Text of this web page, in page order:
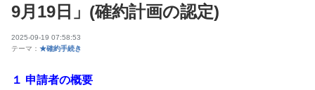
9月19日」(確約計画の認定)
2025-09-19 07:58:53
テーマ： ★確約手続き
１ 申請者の概要